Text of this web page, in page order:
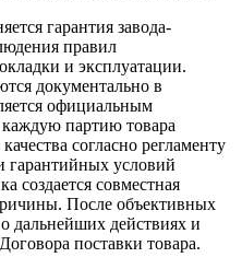
гарантия завода-
правил
и эксплуатации.
документально в
официальным
партию товара
согласно регламенту
гарантийных условий
создается совместная
После объективных
дальнейших действиях и
поставки товара.